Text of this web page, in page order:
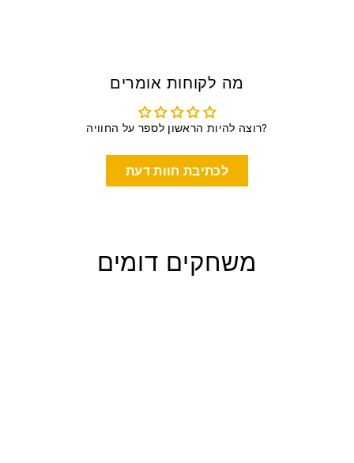
מה לקוחות אומרים
רוצה להיות הראשון לספר על החוויה?
לכתיבת חוות דעת
משחקים דומים